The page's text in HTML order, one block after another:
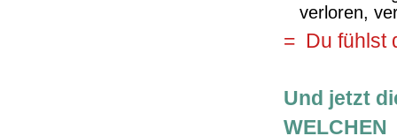
verloren,
= Du fühlst
Und jetzt